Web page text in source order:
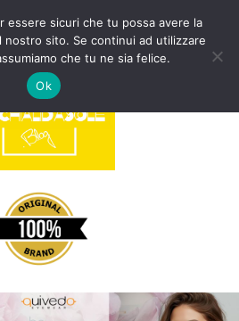
essere sicuri che tu possa avere la
nostro sito. Se continui ad utilizzare
che tu ne sia felice.
Ok